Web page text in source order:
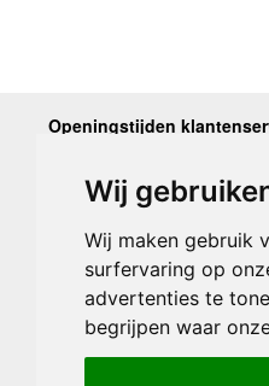
Wij
Wij maken gebruik
surfervaring op
advertenties te
begrijpen waar
Openingstijden
Woensdag
10.00 -
Donderdag
Vrijdag
10.00 -
Zaterdag
gesloten
Zondag
gesloten